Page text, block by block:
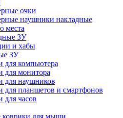
очки
наушники накладные
места
ЗУ
и хабы
ЗУ
для компьютера
для монитора
для наушников
для планшетов и смартфонов
для часов
коврики для мыши